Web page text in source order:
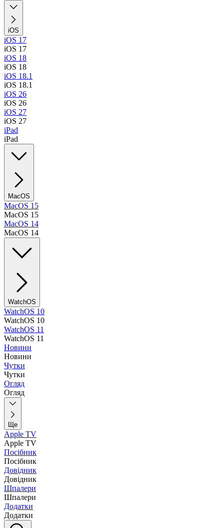
iOS
iOS 17
iOS 17
iOS 18
iOS 18
iOS 18.1
iOS 18.1
iOS 26
iOS 26
iOS 27
iOS 27
iPad
iPad
MacOS
MacOS 15
MacOS 15
MacOS 14
MacOS 14
WatchOS
WatchOS 10
WatchOS 10
WatchOS 11
WatchOS 11
Новини
Новини
Чутки
Чутки
Огляд
Огляд
Ще
Apple TV
Apple TV
Посібник
Посібник
Довідник
Довідник
Шпалери
Шпалери
Додатки
Додатки